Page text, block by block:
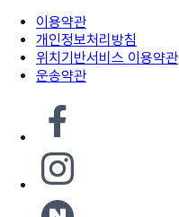
이용약관
개인정보처리방침
위치기반서비스 이용약관
운송약관